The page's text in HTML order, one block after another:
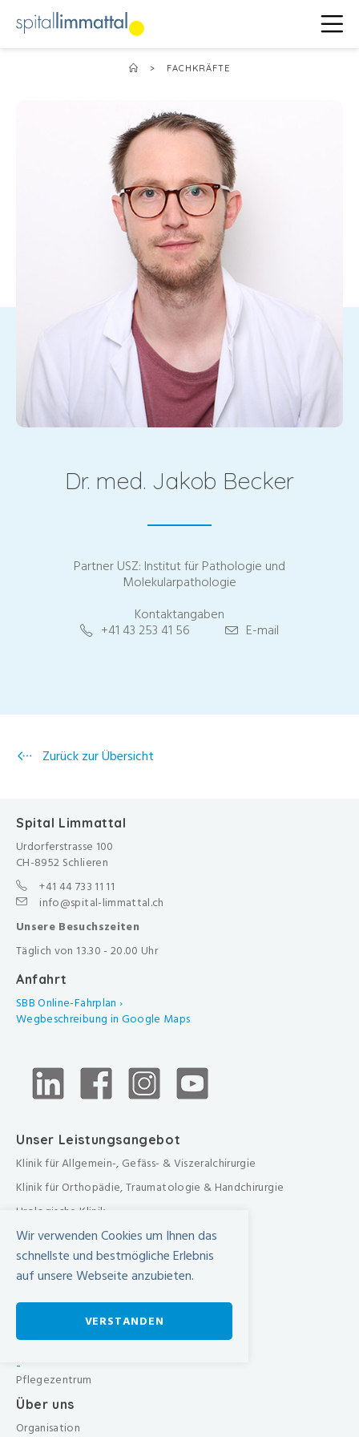
> FACHKRÄFTE
Dr. med. Jakob Becker
Partner USZ: Institut für Pathologie und
Molekularpathologie
Kontaktangaben
+41 43 253 41 56 E-mail
Zurück zur Übersicht
Spital Limmattal
Urdorferstrasse 100
CH-8952 Schlieren
+41 44 733 11 11
info@spital-limmattal.ch
Unsere Besuchszeiten
Täglich von 13.30 - 20.00 Uhr
Anfahrt
SBB Online-Fahrplan ›
Wegbeschreibung in Google Maps
Unser Leistungsangebot
Klinik für Allgemein-, Gefäss- & Viszeralchirurgie
Klinik für Orthopädie, Traumatologie & Handchirurgie
Urologische Klinik
Medizinische Klinik
Frauenklinik
Übergreifende medizinische Bereiche
Übergreifende Bereiche
Pflegezentrum
Über uns
Organisation
Wir verwenden Cookies um Ihnen das
schnellste und bestmögliche Erlebnis
auf unsere Webseite anzubieten.
VERSTANDEN
-